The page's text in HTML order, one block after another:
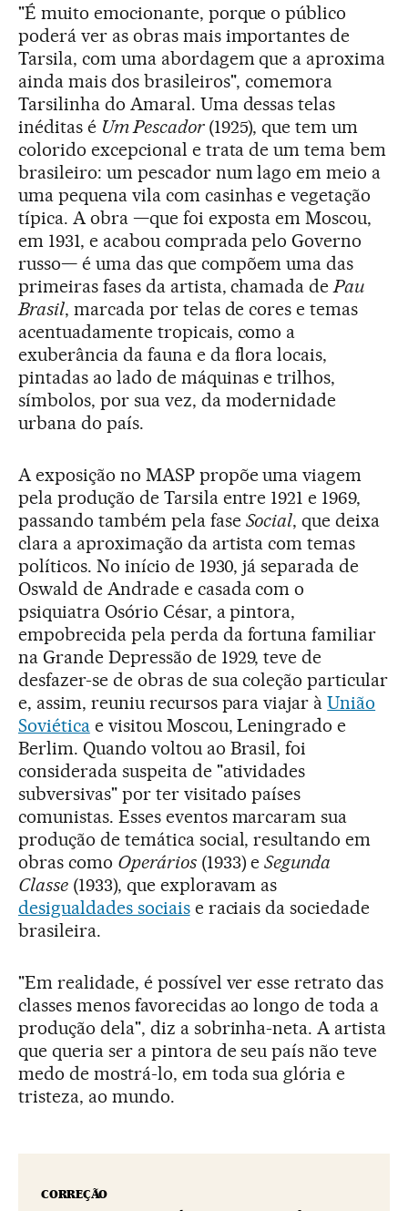
"É muito emocionante, porque o público
poderá ver as obras mais importantes de
Tarsila, com uma abordagem que a aproxima
ainda mais dos brasileiros", comemora
Tarsilinha do Amaral. Uma dessas telas
inéditas é Um Pescador (1925), que tem um
colorido excepcional e trata de um tema bem
brasileiro: um pescador num lago em meio a
uma pequena vila com casinhas e vegetação
típica. A obra —que foi exposta em Moscou,
em 1931, e acabou comprada pelo Governo
russo— é uma das que compõem uma das
primeiras fases da artista, chamada dePau
Brasil, marcada por telas de cores e temas
acentuadamente tropicais, como a
exuberância da fauna e da flora locais,
pintadas ao lado de máquinas e trilhos,
símbolos, por sua vez, da modernidade
urbana do país.
A exposição no MASP propõe uma viagem
pela produção de Tarsila entre 1921 e 1969,
passando também pela fase Social, que deixa
clara a aproximação da artista com temas
políticos. No início de 1930, já separada de
Oswald de Andrade e casada com o
psiquiatra Osório César, a pintora,
empobrecida pela perda da fortuna familiar
na Grande Depressão de 1929, teve de
desfazer-se de obras de sua coleção particular
e, assim, reuniu recursos para viajar àUnião
Soviéticae visitou Moscou, Leningrado e
Berlim. Quando voltou ao Brasil, foi
considerada suspeita de "atividades
subversivas" por ter visitado países
comunistas. Esses eventos marcaram sua
produção de temática social, resultando em
obras como Operários(1933) eSegunda
Classe(1933), que exploravam as
desigualdades sociaise raciais da sociedade
brasileira.
"Em realidade, é possível ver esse retrato das
classes menos favorecidas ao longo de toda a
produção dela", diz a sobrinha-neta. A artista
que queria ser a pintora de seu país não teve
medo de mostrá-lo, em toda sua glória e
tristeza, ao mundo.
CORREÇÃO